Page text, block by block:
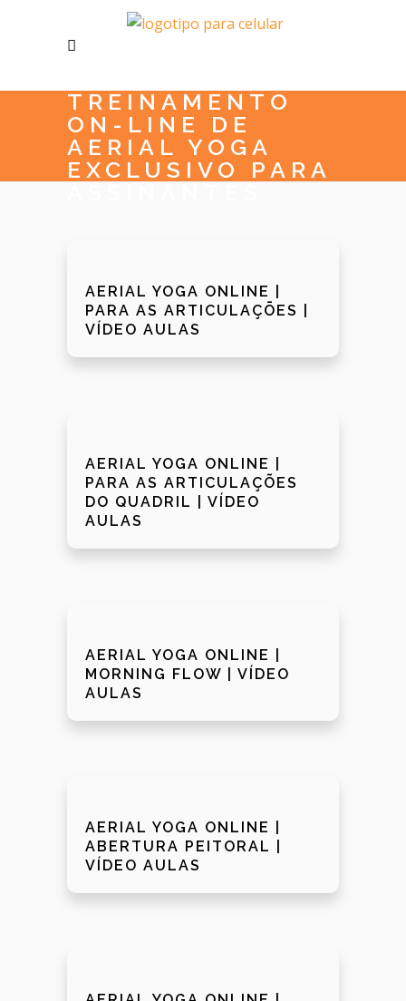
TREINAMENTO
ON-LINE DE
AERIAL YOGA
EXCLUSIVO PARA
AERIAL YOGA ONLINE |
PARA AS ARTICULAÇŌES |
VÍDEO AULAS
AERIAL YOGA ONLINE |
PARA AS ARTICULAÇÕES
DO QUADRIL | VÍDEO
AULAS
AERIAL YOGA ONLINE |
MORNING FLOW | VÍDEO
AULAS
AERIAL YOGA ONLINE |
ABERTURA PEITORAL |
VÍDEO AULAS